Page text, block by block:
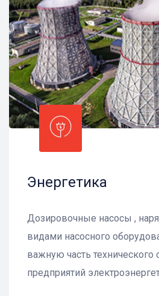
Энергетика
Дозировочные насосы ,
видами насосного
важную часть технического
предприятий